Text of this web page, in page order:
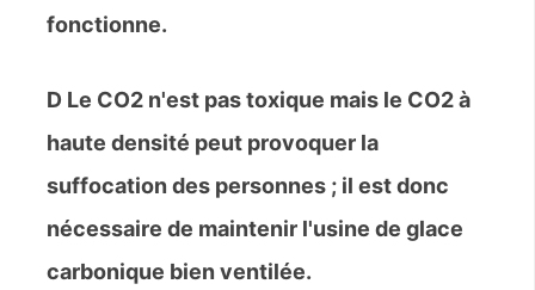
fonctionne.
D Le CO2 n'est pas toxique mais le CO2à
haute densité peut provoquer la
suffocation des personnes ; il est donc
nécessaire de maintenir l'usine de glace
carbonique bien ventilée.